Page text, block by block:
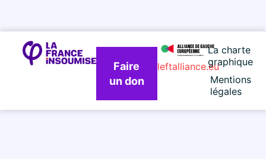
Faire
un don
La charte
graphique
Mentions
légales
leftalliance.eu